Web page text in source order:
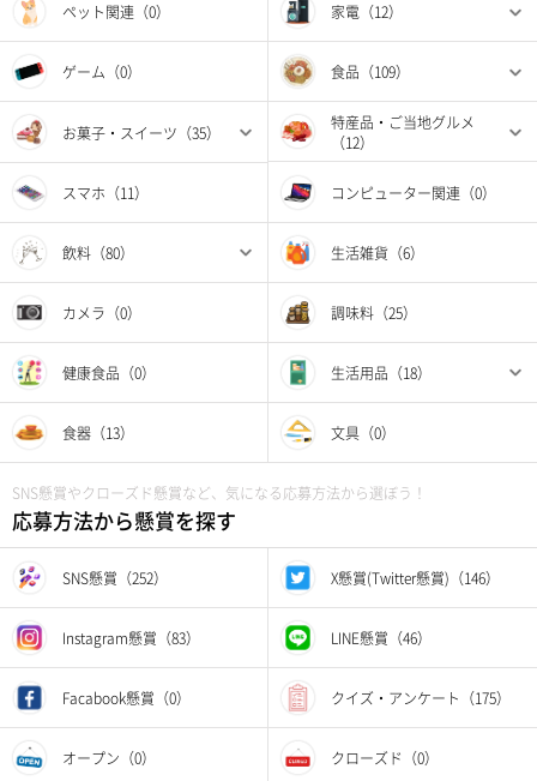
ペット関連（0） 家電（12）
ゲーム（0） 食品（109）
お菓子・スイーツ（35）
特産品・ご当地グルメ
（12）
スマホ（11） コンピューター関連（0）
飲料（80） 生活雑貨（6）
カメラ（0） 調味料（25）
健康食品（0） 生活用品（18）
食器（13） 文具（0）
SNS懸賞やクローズド懸賞など、気になる応募方法から選ぼう！
応募方法から懸賞を探す
SNS懸賞（252） X懸賞(Twitter懸賞)（146）
Instagram懸賞（83） LINE懸賞（46）
Facabook懸賞（0） クイズ・アンケート（175）
オープン（0） クローズド（0）